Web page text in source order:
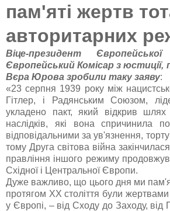
пам'яті жертв
авторитарних
Віце-президент
Європейський Комісар з юстиції,
Вєра Юрова зробили таку заяву:
«23 серпня 1939 року між
Гітлер, і Радянським Союзом,
укладено пакт, який відкрив
наслідків, які вона спричинила
відповідальними за ув'язнення,
тому Друга світова війна
правління іншого режиму
Східної і Центральної Європи.
Дуже важливо, що цього дня ми
протягом ХХ століття були жертвами
у Європі, – від Сходу до Заходу, від